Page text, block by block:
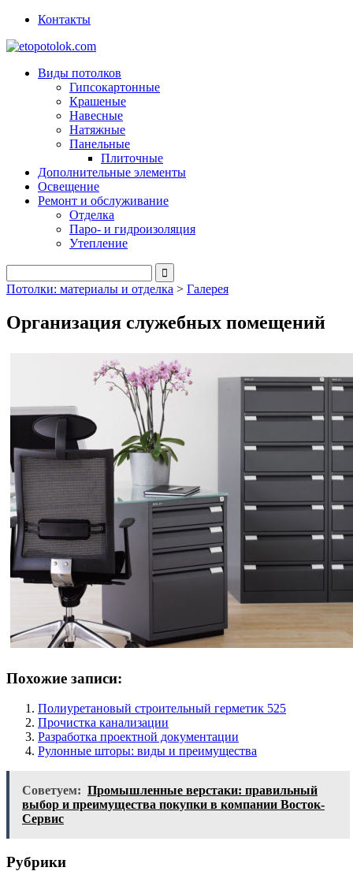
Контакты
Виды потолков
Гипсокартонные
Крашеные
Навесные
Натяжные
Панельные
Плиточные
Дополнительные элементы
Освещение
Ремонт и обслуживание
Отделка
Паро- и гидроизоляция
Утепление
Потолки: материалы и отделка > Галерея
Организация служебных помещений
Похожие записи:
Полиуретановый строительный герметик 525
Прочистка канализации
Разработка проектной документации
Рулонные шторы: виды и преимущества
Советуем: Промышленные верстаки: правильный
выбор и преимущества покупки в компании Восток-
Сервис
Рубрики